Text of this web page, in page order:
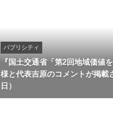
パブリシティ
『国土交通省「第2回地域価値
様と代表吉原のコメントが掲載
日）